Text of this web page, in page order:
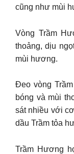
cũng như mùi
Vòng Trầm
thoảng, dịu
mùi hương.
Đeo vòng
bóng và mùi
sát nhiều với
dầu Trầm tỏa
Trầm Hương